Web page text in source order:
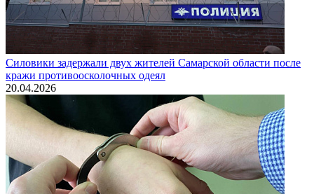
Силовики задержали двух жителей Самарской области после
кражи противоосколочных одеял
20.04.2026